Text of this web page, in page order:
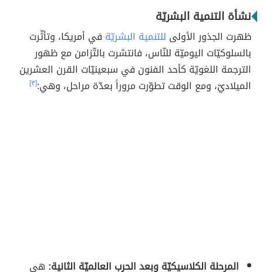
نشأة التنمية البشريّة
ظهرت الجذور الأولى للتنمية البشريّة في أمريكا، وتأثّرت
بالسلوكيّات اليوميّة للنّاس، فانتشرت بالتّزامن مع ظهور
الترجمة اللغويّة كأحد الفنون في سبعينيّات القرن العشرين
الميلاديّ، ومع الوقت تطوّرت مروراً بعدّة مراحل، وهي:[٣]
المرحلة الكلاسيكيّة وبعد الحرب العالميّة الثانية: هي